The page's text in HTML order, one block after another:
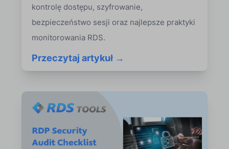
kontrolę dostępu, szyfrowanie,
bezpieczeństwo sesji oraz najlepsze praktyki
monitorowania RDS.
Przeczytaj artykuł →